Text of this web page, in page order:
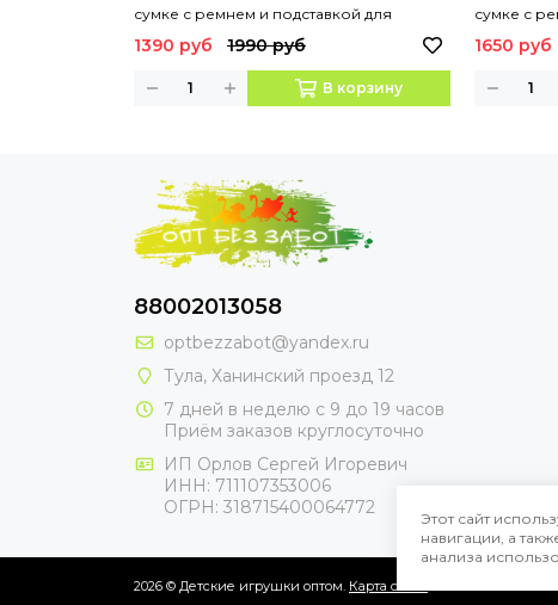
сумке с ремнем и подставкой для
каждого маркера
1390 руб 1990 руб
В корзину
сумке с
каждого
1650 руб
88002013058
optbezzabot@yandex.ru
Тула, Ханинский проезд 12
7 дней в неделю с 9 до 19 часов
Приём заказов круглосуточно
ИП Орлов Сергей Игоревич
ИНН: 711107353006
ОГРН: 318715400064772
2026 © Детские игрушки оптом. Карта сайта
Этот сайт
навигации, а
анализа